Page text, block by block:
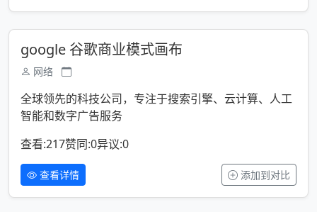
google 谷歌商业模式画布
网络
全球领先的科技公司，专注于搜索引擎、云计算、人工
智能和数字广告服务
查看:217赞同:0异议:0
查看详情 添加到对比